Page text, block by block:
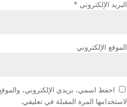
البريد الإلكتروني *
الموقع الإلكتروني
احفظ اسمي، بريدي الإلكتروني،
لاستخدامها المرة المقبلة في تعليقي.